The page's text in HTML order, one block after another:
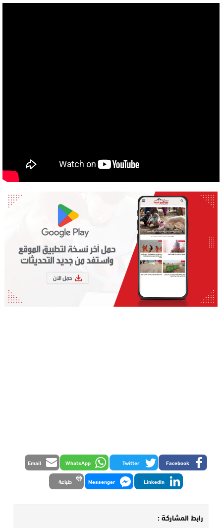
Facebook
Twitter
WhatsApp
Email
LinkedIn
Messenger طباعة
رابط المشاركة :